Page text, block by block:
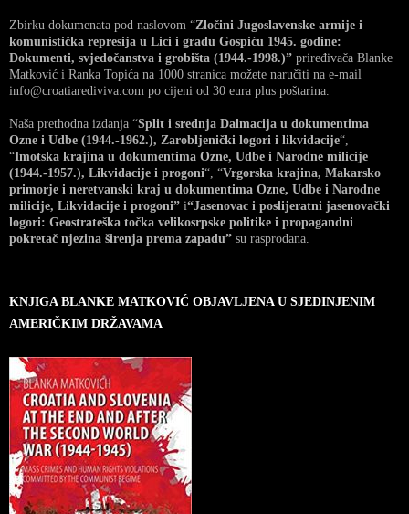
Zbirku dokumenata pod naslovom “Zločini Jugoslavenske armije i
komunistička represija u Lici i gradu Gospiću 1945. godine:
Dokumenti, svjedočanstva i grobišta (1944.-1998.)” priređivača Blanke
Matković i Ranka Topića na 1000 stranica možete naručiti na e-mail
info@croatiarediviva.com po cijeni od 30 eura plus poštarina.
Naša prethodna izdanja “Split i srednja Dalmacija u dokumentima
Ozne i Udbe (1944.-1962.), Zarobljenički logori i likvidacije“,
“Imotska krajina u dokumentima Ozne, Udbe i Narodne milicije
(1944.-1957.), Likvidacije i progoni“, “Vrgorska krajina, Makarsko
primorje i neretvanski kraj u dokumentima Ozne, Udbe i Narodne
milicije, Likvidacije i progoni” i“Jasenovac i poslijeratni jasenovački
logori: Geostrateška točka velikosrpske politike i propagandni
pokretač njezina širenja prema zapadu” su rasprodana.
KNJIGA BLANKE MATKOVIĆ OBJAVLJENA U SJEDINJENIM
AMERIČKIM DRŽAVAMA